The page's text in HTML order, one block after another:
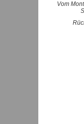
Vom